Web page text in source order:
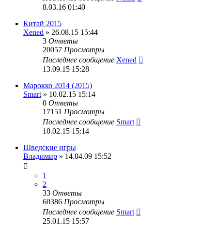
8.03.16 01:40
Китай 2015
Xened » 26.08.15 15:44
3 Ответы
20057 Просмотры
Последнее сообщение Xened
13.09.15 15:28
Марокко 2014 (2015)
Smart » 10.02.15 15:14
0 Ответы
17151 Просмотры
Последнее сообщение Smart
10.02.15 15:14
Шведские игры
Владимир » 14.04.09 15:52
1
2
33 Ответы
60386 Просмотры
Последнее сообщение Smart
25.01.15 15:57